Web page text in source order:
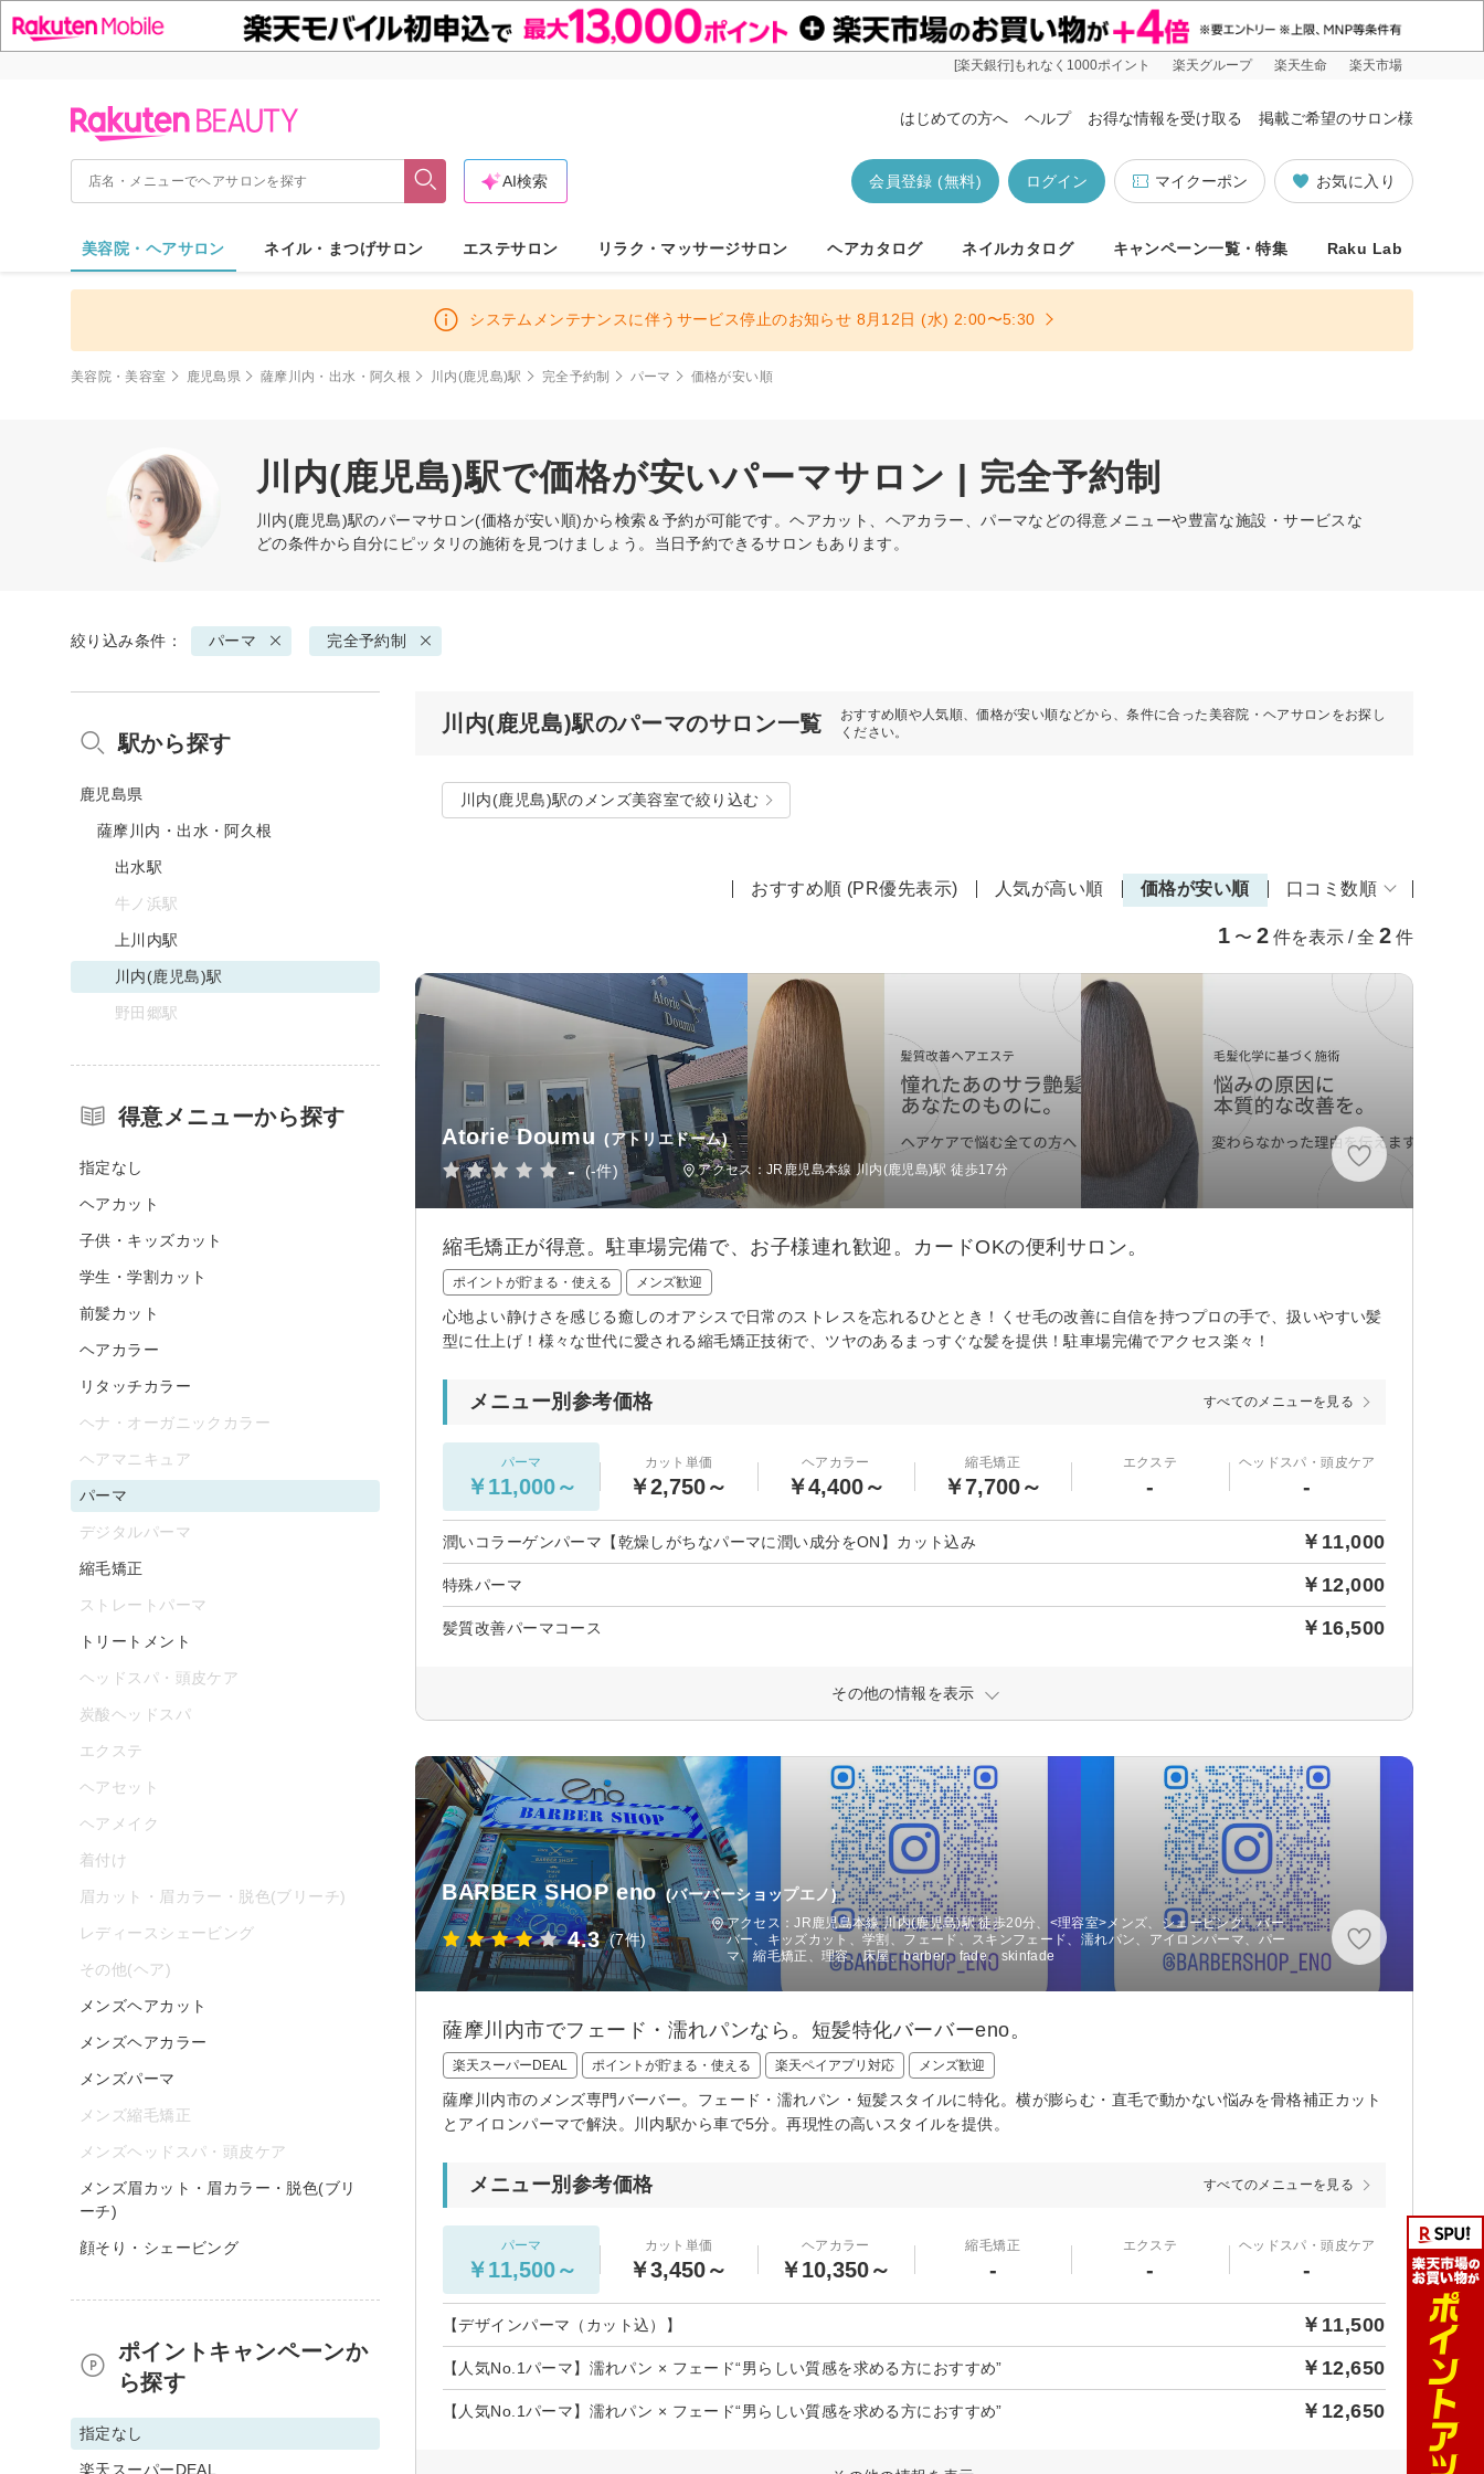
[楽天銀行]もれなく1000ポイント 楽天グループ 楽天生命 楽天市場
はじめての方へ ヘルプ お得な情報を受け取る 掲載ご希望のサロン様
お気に入り
マイクーポン
ログイン
会員登録 (無料)
AI検索
美容院・ヘアサロン ネイル・まつげサロン エステサロン リラク・マッサージサロン ヘアカタログ ネイルカタログ キャンペーン一覧・特集 Raku Lab
システムメンテナンスに伴うサービス停止のお知らせ 8月12日 (水) 2:00〜5:30
美容院・美容室 鹿児島県 薩摩川内・出水・阿久根 川内(鹿児島)駅 完全予約制 パーマ 価格が安い順
川内(鹿児島)駅で価格が安いパーマサロン | 完全予約制
川内(鹿児島)駅のパーマサロン(価格が安い順)から検索＆予約が可能です。ヘアカット、ヘアカラー、パーマなどの得意メニューや豊富な施設・サービスな
どの条件から自分にピッタリの施術を見つけましょう。当日予約できるサロンもあります。
絞り込み条件： パーマ 完全予約制
川内(鹿児島)駅のパーマのサロン一覧
おすすめ順や人気順、価格が安い順などから、条件に合った美容院・ヘアサロンをお探し
ください。
川内(鹿児島)駅のメンズ美容室で絞り込む
おすすめ順 (PR優先表示) 人気が高い順 価格が安い順 口コミ数順
1 〜 2 件を表示 / 全 2 件
Atorie Doumu (アトリエドーム)
- (-件) アクセス：JR鹿児島本線 川内(鹿児島)駅 徒歩17分
縮毛矯正が得意。駐車場完備で、お子様連れ歓迎。カードOKの便利サロン。
ポイントが貯まる・使える メンズ歓迎
心地よい静けさを感じる癒しのオアシスで日常のストレスを忘れるひととき！くせ毛の改善に自信を持つプロの手で、扱いやすい髪
型に仕上げ！様々な世代に愛される縮毛矯正技術で、ツヤのあるまっすぐな髪を提供！駐車場完備でアクセス楽々！
メニュー別参考価格 すべてのメニューを見る
パーマ
￥11,000～
カット単価
￥2,750～
ヘアカラー
￥4,400～
縮毛矯正
￥7,700～
エクステ
-
ヘッドスパ・頭皮ケア
-
潤いコラーゲンパーマ【乾燥しがちなパーマに潤い成分をON】カット込み ￥11,000
特殊パーマ ￥12,000
髪質改善パーマコース ￥16,500
その他の情報を表示
BARBER SHOP eno (バーバーショップエノ)
4.3 (7件)
アクセス：JR鹿児島本線 川内(鹿児島)駅 徒歩20分、<理容室>メンズ、シェービング、バー
バー、キッズカット、学割、フェード、スキンフェード、濡れパン、アイロンパーマ、パー
マ、縮毛矯正、理容、床屋、barber、fade、skinfade
薩摩川内市でフェード・濡れパンなら。短髪特化バーバーeno。
楽天スーパーDEAL ポイントが貯まる・使える 楽天ペイアプリ対応 メンズ歓迎
薩摩川内市のメンズ専門バーバー。フェード・濡れパン・短髪スタイルに特化。横が膨らむ・直毛で動かない悩みを骨格補正カット
とアイロンパーマで解決。川内駅から車で5分。再現性の高いスタイルを提供。
メニュー別参考価格 すべてのメニューを見る
パーマ
￥11,500～
カット単価
￥3,450～
ヘアカラー
￥10,350～
縮毛矯正
-
エクステ
-
ヘッドスパ・頭皮ケア
-
【デザインパーマ（カット込）】 ￥11,500
【人気No.1パーマ】濡れパン × フェード“男らしい質感を求める方におすすめ” ￥12,650
【人気No.1パーマ】濡れパン × フェード“男らしい質感を求める方におすすめ” ￥12,650
駅から探す
鹿児島県
薩摩川内・出水・阿久根
出水駅
牛ノ浜駅
上川内駅
川内(鹿児島)駅
野田郷駅
得意メニューから探す
指定なし
ヘアカット
子供・キッズカット
学生・学割カット
前髪カット
ヘアカラー
リタッチカラー
ヘナ・オーガニックカラー
ヘアマニキュア
パーマ
デジタルパーマ
縮毛矯正
ストレートパーマ
トリートメント
ヘッドスパ・頭皮ケア
炭酸ヘッドスパ
エクステ
ヘアセット
ヘアメイク
着付け
眉カット・眉カラー・脱色(ブリーチ)
レディースシェービング
その他(ヘア)
メンズヘアカット
メンズヘアカラー
メンズパーマ
メンズ縮毛矯正
メンズヘッドスパ・頭皮ケア
メンズ眉カット・眉カラー・脱色(ブリ
ーチ)
顔そり・シェービング
ポイントキャンペーンか
ら探す
指定なし
楽天スーパーDEAL